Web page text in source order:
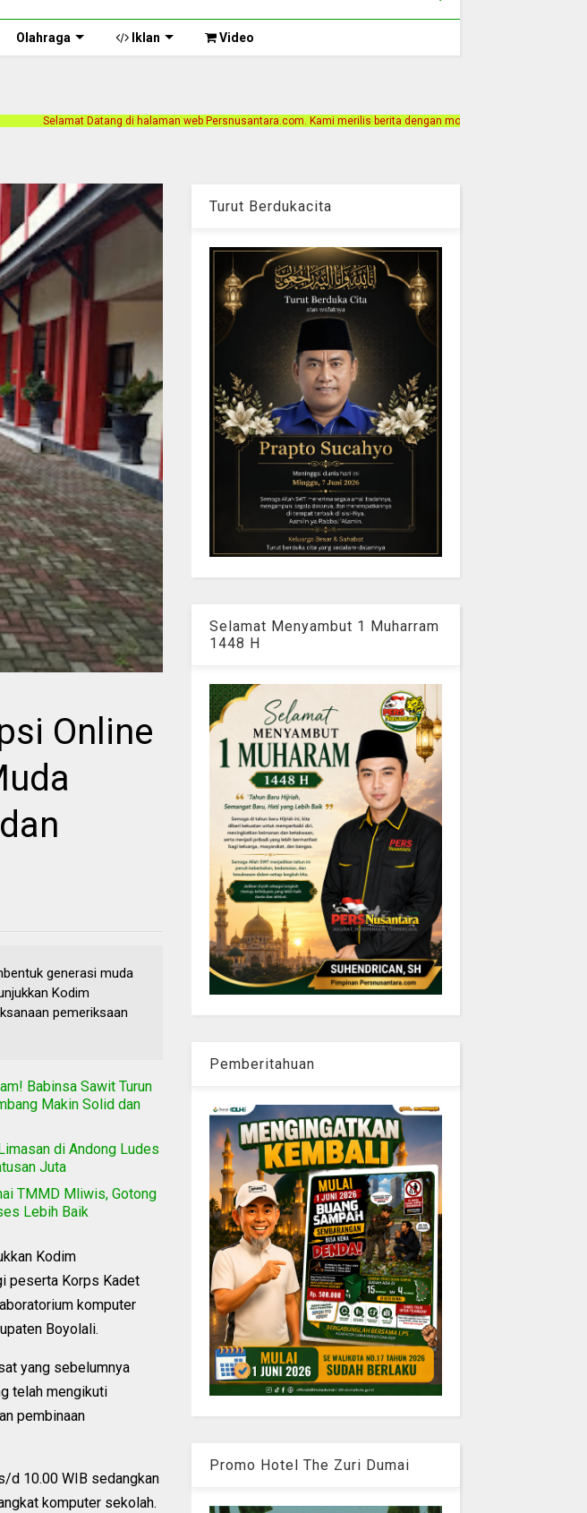
Olahraga Iklan Video
di halaman web Persnusantara.com. Kami merilis berita dengan motto Akurat, Independen, Terpercaya. Alamat
Online
generasi muda
Kodim
pemeriksaan
Babinsa Sawit Turun
Makin Solid dan
di Andong Ludes
Juta
TMMD Mliwis, Gotong
Lebih Baik
Kodim
peserta Korps Kadet
komputer
Boyolali.
yang sebelumnya
telah mengikuti
pembinaan
d 10.00 WIB sedangkan
komputer sekolah.
Turut Berdukacita
Selamat Menyambut 1 Muharram
1448 H
Pemberitahuan
Promo Hotel The Zuri Dumai